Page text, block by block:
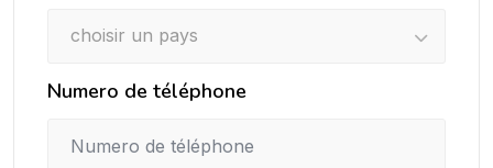
choisir un pays
Numero de téléphone